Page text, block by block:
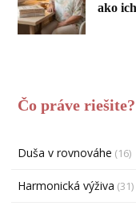
ako
Čo práve riešite?
Duša v rovnováhe (16)
Harmonická výživa (31)